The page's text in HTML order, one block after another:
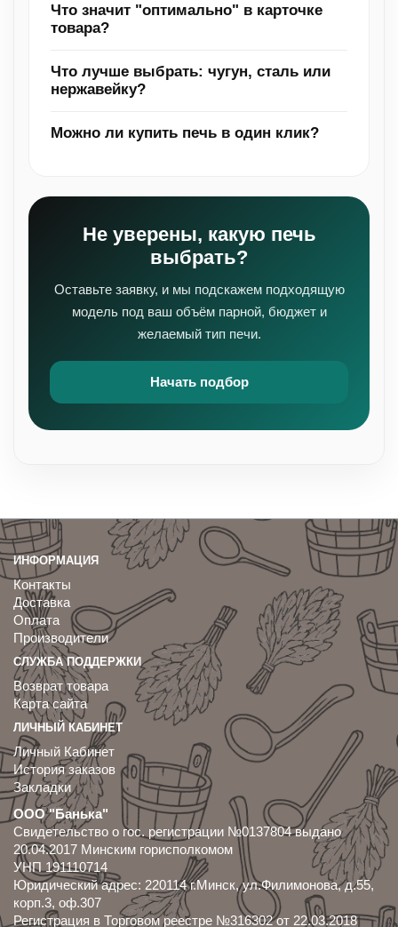
Что значит "оптимально" в карточке
товара?
Что лучше выбрать: чугун, сталь или
нержавейку?
Можно ли купить печь в один клик?
Не уверены, какую печь
выбрать?
Оставьте заявку, и мы подскажем подходящую
модель под ваш объём парной, бюджет и
желаемый тип печи.
Начать подбор
ИНФОРМАЦИЯ
Контакты
Доставка
Оплата
Производители
СЛУЖБА ПОДДЕРЖКИ
Возврат товара
Карта сайта
ЛИЧНЫЙ КАБИНЕТ
Личный Кабинет
История заказов
Закладки
ООО "Банька"
Свидетельство о гос. регистрации №0137804 выдано
20.04.2017 Минским горисполкомом
УНП 191110714
Юридический адрес: 220114 г.Минск, ул.Филимонова, д.55,
корп.3, оф.307
Регистрация в Торговом реестре №316302 от 22.03.2018